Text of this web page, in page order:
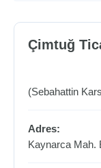
Çimtuğ
(Sebahattin
Adres:
Kaynarca Mah.